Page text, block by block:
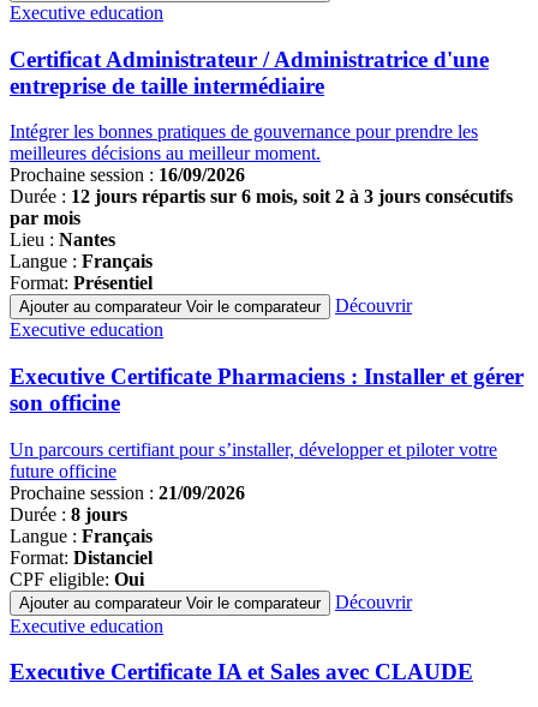
Famille
programmes
Executive education
Certificat Administrateur / Administratrice d'une
entreprise de taille intermédiaire
Intégrer les bonnes pratiques de gouvernance pour prendre les
meilleures décisions au meilleur moment.
Prochaine session : 16/09/2026
Durée : 12 jours répartis sur 6 mois, soit 2 à 3 jours consécutifs
par mois
Lieu : Nantes
Langue : Français
Format: Présentiel
Ajouter au comparateur Voir le comparateur
Découvrir
Famille
programmes
Executive education
Executive Certificate Pharmaciens : Installer et gérer
son officine
Un parcours certifiant pour s’installer, développer et piloter votre
future officine
Prochaine session : 21/09/2026
Durée : 8 jours
Langue : Français
Format: Distanciel
CPF eligible: Oui
Ajouter au comparateur Voir le comparateur
Découvrir
Famille
programmes
Executive education
Executive Certificate IA et Sales avec CLAUDE